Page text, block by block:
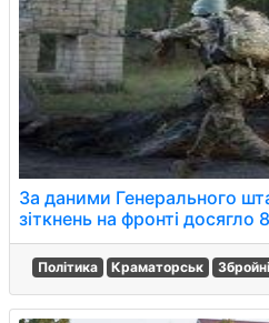
За даними Генерального
зіткнень на фронті досягло
Політика Краматорськ